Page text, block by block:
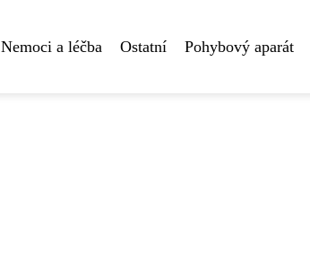
Nemoci a léčba Ostatní Pohybový aparát